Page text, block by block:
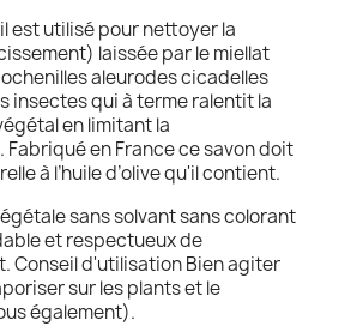
est utilisé pour nettoyer la
laissée par le miellat
aleurodes cicadelles
insectes qui à terme ralentit la
en limitant la
en France ce savon doit
à l’huile d’olive qu'il contient.
sans solvant sans colorant
et respectueux de
Conseil d'utilisation Bien agiter
sur les plants et le
également).